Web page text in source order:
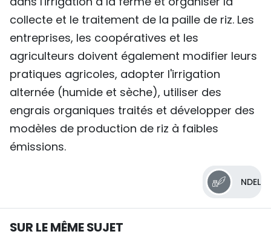
collecte et le traitement de la paille de riz. Les
entreprises, les coopératives et les
agriculteurs doivent également modifier leurs
pratiques agricoles, adopter l'irrigation
alternée (humide et sèche), utiliser des
engrais organiques traités et développer des
modèles de production de riz à faibles
émissions.
NDEL
SUR LE MÊME SUJET